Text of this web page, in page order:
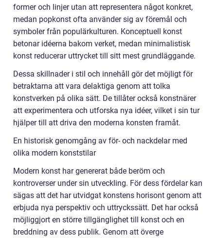
former och linjer utan att representera något konkret,
medan popkonst ofta använder sig av föremål och
symboler från populärkulturen. Konceptuell konst
betonar idéerna bakom verket, medan minimalistisk
konst reducerar uttrycket till sitt mest grundläggande.
Dessa skillnader i stil och innehåll gör det möjligt för
betraktarna att vara delaktiga genom att tolka
konstverken på olika sätt. De tillåter också konstnärer
att experimentera och utforska nya idéer, vilket i sin tur
hjälper till att driva den moderna konsten framåt.
En historisk genomgång av för- och nackdelar med
olika modern konststilar
Modern konst har genererat både beröm och
kontroverser under sin utveckling. För dess fördelar kan
sägas att det har utvidgat konstens horisont genom att
erbjuda nya perspektiv och uttryckssätt. Det har också
möjliggjort en större tillgänglighet till konst och en
breddning av dess publik. Genom att överge